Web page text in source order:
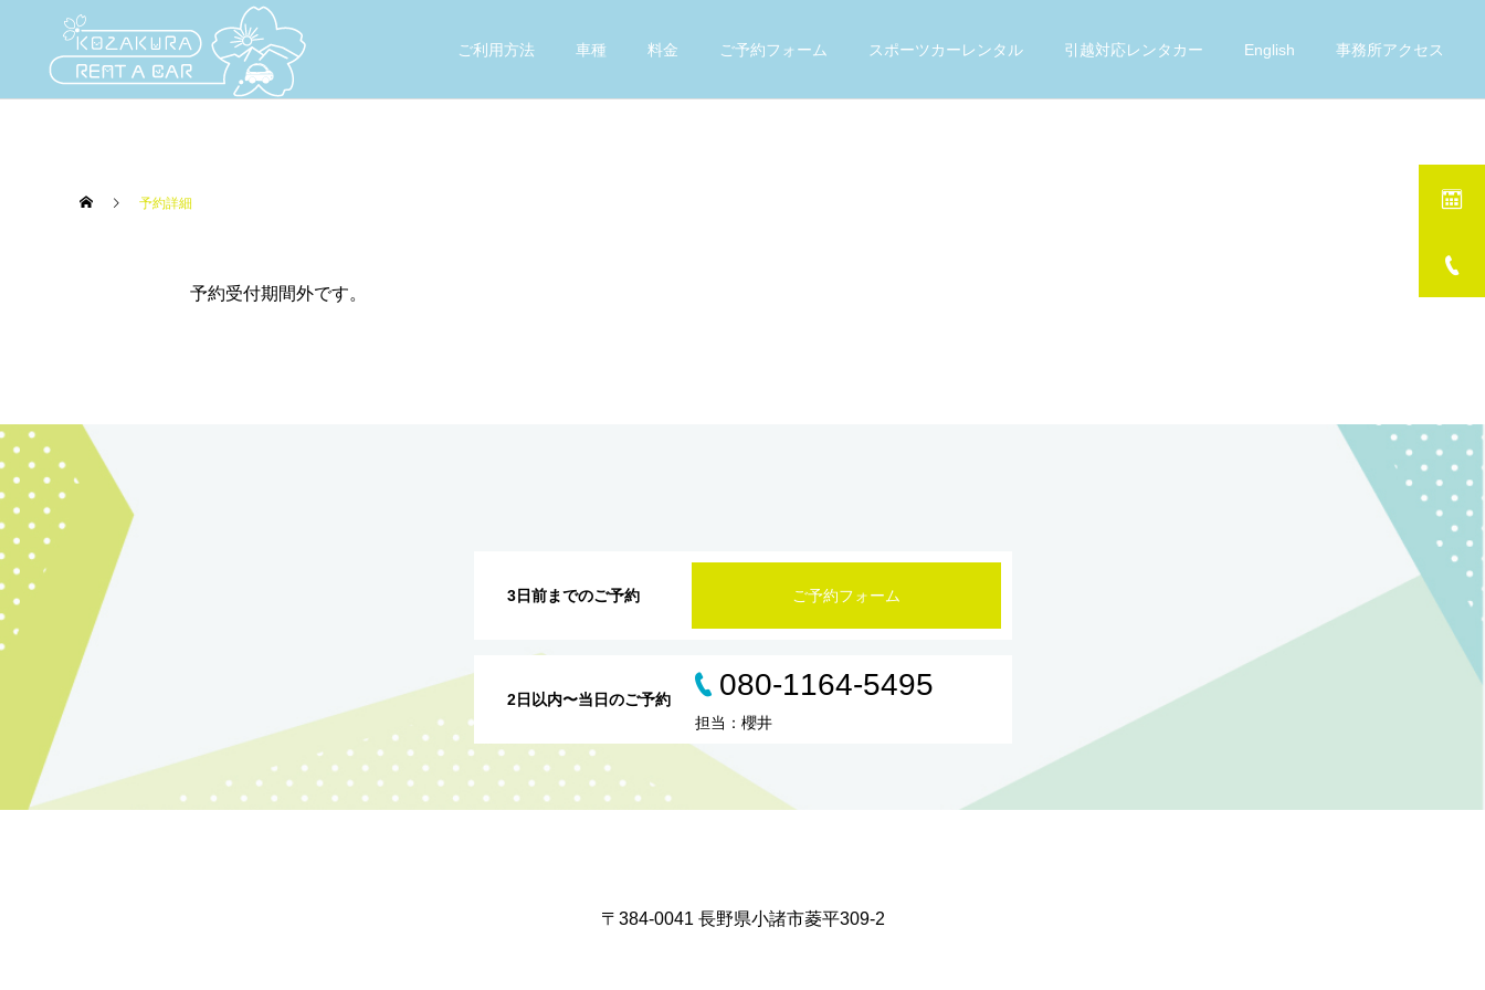
ご利用方法 車種 料金 ご予約フォーム スポーツカーレンタル 引越対応レンタカー English 事務所アクセス
予約詳細
予約受付期間外です。
3日前までのご予約 ご予約フォーム
2日以内〜当日のご予約 080-1164-5495
担当：櫻井
〒384-0041 長野県小諸市菱平309-2